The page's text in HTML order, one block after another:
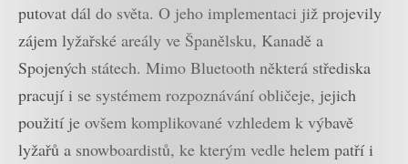
putovat dál do světa. O jeho implementaci již projevily
zájem lyžařské areály ve Španělsku, Kanadě a
Spojených státech. Mimo Bluetooth některá střediska
pracují i se systémem rozpoznávání obličeje, jejich
použití je ovšem komplikované vzhledem k výbavě
lyžařů a snowboardistů, ke kterým vedle helem patří i